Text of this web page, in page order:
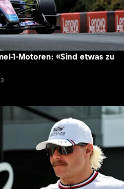
1-Motoren: «Sind etwas zu